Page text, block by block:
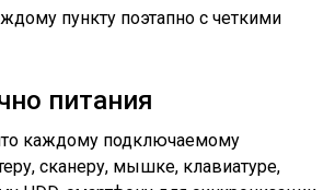
пункту поэтапно с четкими
питания
каждому подключаемому
сканеру, мышке, клавиатуре,